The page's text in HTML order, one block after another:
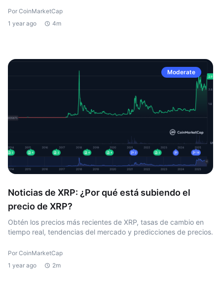
Por CoinMarketCap
1 year ago
4m
Moderate
Noticias de XRP: ¿Por qué está subiendo el
precio de XRP?
Obtén los precios más recientes de XRP, tasas de cambio en
tiempo real, tendencias del mercado y predicciones de precios.
Por CoinMarketCap
1 year ago
2m